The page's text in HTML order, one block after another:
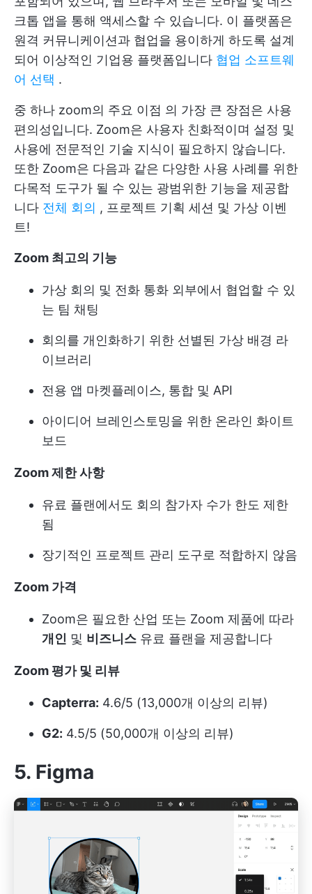
크톱 앱을 통해 액세스할 수 있습니다. 이 플랫폼은
원격 커뮤니케이션과 협업을 용이하게 하도록 설계
되어 이상적인 기업용 플랫폼입니다 협업 소프트웨
어 선택 .
중 하나 zoom의 주요 이점 의 가장 큰 장점은 사용
편의성입니다. Zoom은 사용자 친화적이며 설정 및
사용에 전문적인 기술 지식이 필요하지 않습니다.
또한 Zoom은 다음과 같은 다양한 사용 사례를 위한
다목적 도구가 될 수 있는 광범위한 기능을 제공합
니다 전체 회의 , 프로젝트 기획 세션 및 가상 이벤
트!
Zoom 최고의 기능
가상 회의 및 전화 통화 외부에서 협업할 수 있
는 팀 채팅
회의를 개인화하기 위한 선별된 가상 배경 라
이브러리
전용 앱 마켓플레이스, 통합 및 API
아이디어 브레인스토밍을 위한 온라인 화이트
보드
Zoom 제한 사항
유료 플랜에서도 회의 참가자 수가 한도 제한
됨
장기적인 프로젝트 관리 도구로 적합하지 않음
Zoom 가격
Zoom은 필요한 산업 또는 Zoom 제품에 따라
개인 및 비즈니스 유료 플랜을 제공합니다
Zoom 평가 및 리뷰
Capterra: 4.6/5 (13,000개 이상의 리뷰)
G2: 4.5/5 (50,000개 이상의 리뷰)
5. Figma